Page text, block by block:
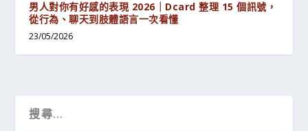
男人對你有好感的表現 2026｜Dcard 整理 15 個訊號，
從行為、聊天到肢體語言一次看懂
23/05/2026